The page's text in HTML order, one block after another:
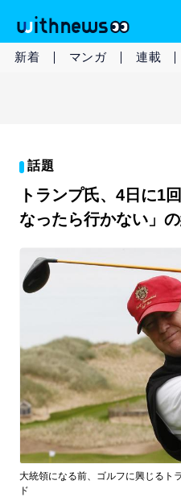
新着 マンガ 連載
話題
トランプ氏、4日に1
なったら行かない」
大統領になる前、ゴルフに興じるト
ド